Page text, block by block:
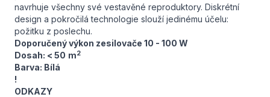
navrhuje všechny své vestavěné reproduktory. Diskrétní
design a pokročilá technologie slouží jedinému účelu:
požitku z poslechu.
Doporučený výkon zesilovače 10 - 100 W
Dosah: < 50 m2
Barva: Bílá
!
ODKAZY